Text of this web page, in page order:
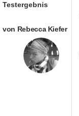
Testergebnis
von Rebecca Kiefer